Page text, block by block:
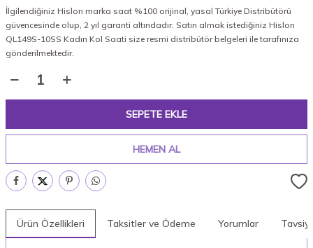
İlgilendiğiniz Hislon marka saat %100 orijinal, yasal Türkiye Distribütörü
güvencesinde olup, 2 yıl garanti altındadır. Satın almak istediğiniz Hislon
QL149S-10SS Kadın Kol Saati size resmi distribütör belgeleri ile tarafınıza
gönderilmektedir.
SEPETE EKLE
HEMEN AL
Ürün Özellikleri Taksitler ve Ödeme Yorumlar